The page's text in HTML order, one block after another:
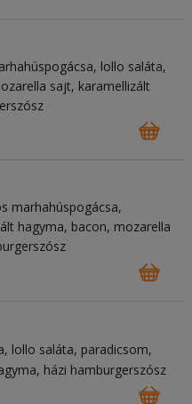
lollo saláta,
sajt, karamellizált
marhahúspogácsa,
hagyma, bacon, mozarella
lollo saláta paradicsom
házi hamburgerszósz